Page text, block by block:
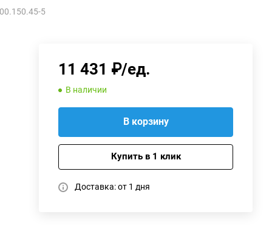
5
11 431 ₽/ед.
В наличии
В корзину
Купить в 1 клик
Доставка: от 1 дня